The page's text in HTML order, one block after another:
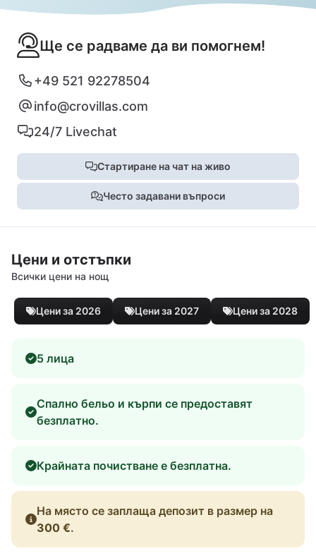
Ще се радваме да ви помогнем!
+49 521 92278504
info@crovillas.com
24/7 Livechat
Стартиране на чат на живо
Често задавани въпроси
Цени и отстъпки
Всички цени на нощ
Цени за 2026 Цени за 2027 Цени за 2028
5 лица
Спално бельо и кърпи се предоставят
безплатно.
Крайната почистване е безплатна.
На място се заплаща депозит в размер на
300 €.